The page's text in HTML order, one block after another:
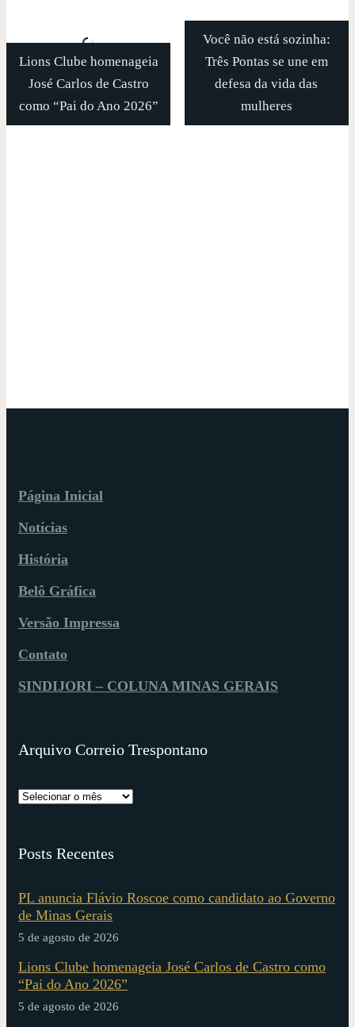
Lions Clube homenageia
José Carlos de Castro
como “Pai do Ano 2026”
Você não está sozinha:
Três Pontas se une em
defesa da vida das
mulheres
Página Inicial
Notícias
História
Belô Gráfica
Versão Impressa
Contato
SINDIJORI – COLUNA MINAS GERAIS
Arquivo Correio Trespontano
Posts Recentes
PL anuncia Flávio Roscoe como candidato ao Governo
de Minas Gerais
5 de agosto de 2026
Lions Clube homenageia José Carlos de Castro como
“Pai do Ano 2026”
5 de agosto de 2026